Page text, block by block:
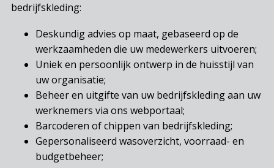
bedrijfskleding:
Deskundig advies op maat, gebaseerd op de
werkzaamheden die uw medewerkers uitvoeren;
Uniek en persoonlijk ontwerp in de huisstijl van
uw organisatie;
Beheer en uitgifte van uw bedrijfskleding aan uw
werknemers via ons webportaal;
Barcoderen of chippen van bedrijfskleding;
Gepersonaliseerd wasoverzicht, voorraad- en
budgetbeheer;